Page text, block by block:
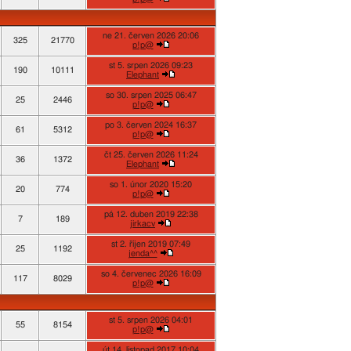
325 21770
ne 21. červen 2026 20:06
p!p@
190 10111
st 5. srpen 2026 09:23
Elephant
25 2446
so 30. srpen 2025 06:47
p!p@
61 5312
po 3. červen 2024 16:37
p!p@
36 1372
čt 25. červen 2026 11:24
Elephant
20 774
so 1. únor 2020 15:20
p!p@
7 189
pá 12. duben 2019 22:38
jirkacv
25 1192
st 2. říjen 2019 07:49
jenda^^
117 8029
so 4. červenec 2026 16:09
p!p@
55 8154
st 5. srpen 2026 04:01
p!p@